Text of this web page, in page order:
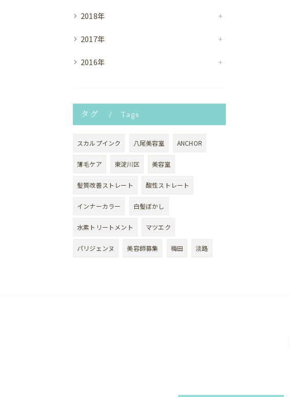
2018年
2017年
2016年
タグ Tags
スカルプインク 八尾美容室 ANCHOR
薄毛ケア 東淀川区 美容室
髪質改善ストレート 酸性ストレート
インナーカラー 白髪ぼかし
水素トリートメント マツエク
パリジェンヌ 美容師募集 梅田 淡路